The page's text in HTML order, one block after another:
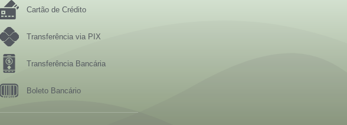
Cartão de Crédito
Transferência via PIX
Transferência Bancária
Boleto Bancário